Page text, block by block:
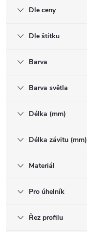
Dle ceny
Dle štítku
Barva
Barva světla
Délka (mm)
Délka závitu (mm)
Materiál
Pro úhelník
Řez profilu